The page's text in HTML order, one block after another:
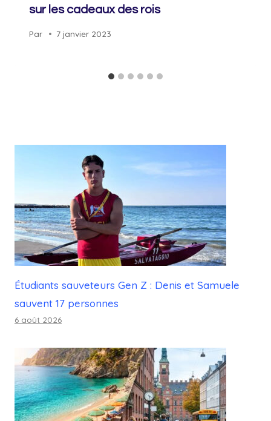
sur les cadeaux des rois
Par 7 janvier 2023
Étudiants sauveteurs Gen Z : Denis et Samuele
sauvent 17 personnes
6 août 2026